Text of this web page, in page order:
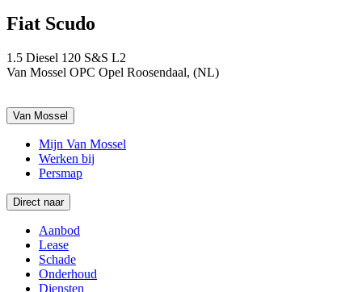
Fiat Scudo
1.5 Diesel 120 S&S L2
Van Mossel OPC Opel Roosendaal, (NL)
Van Mossel
Mijn Van Mossel
Werken bij
Persmap
Direct naar
Aanbod
Lease
Schade
Onderhoud
Diensten